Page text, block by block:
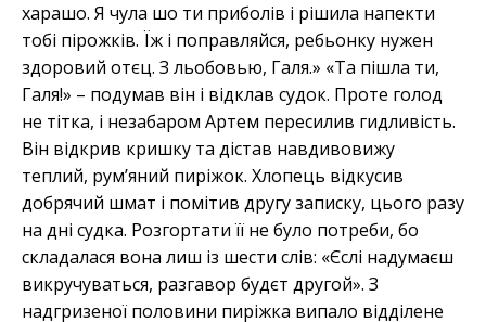
харашо. Я чула шо ти приболів і рішила напекти
тобі пірожків. Їж і поправляйся, ребьонку нужен
здоровий отєц. З льобовью, Галя.» «Та пішла ти,
Галя!» – подумав він і відклав судок. Проте голод
не тітка, і незабаром Артем пересилив гидливість.
Він відкрив кришку та дістав навдивовижу
теплий, рум’яний пиріжок. Хлопець відкусив
добрячий шмат і помітив другу записку, цього разу
на дні судка. Розгортати її не було потреби, бо
складалася вона лиш із шести слів: «Єслі надумаєш
викручуваться, разгавор будєт другой». З
надгризеної половини пиріжка випало відділене